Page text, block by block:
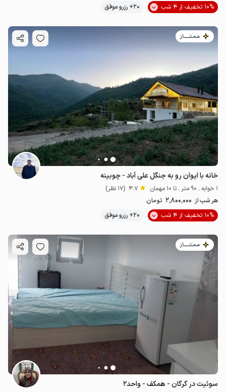
10% تخفیف از 4 شب
20+ رزرو موفق
مـمـتــــــاز
خانه با ایوان رو به جنگل علی آباد - چوبینه
1 خوابه . 90 متر . تا 10 مهمان 4.7 (17 نظر)
هر شب از 2٬800٬000 تومان
10% تخفیف از 4 شب
20+ رزرو موفق
مـمـتــــــاز
سوئیت در گرگان - همکف - واحد۲